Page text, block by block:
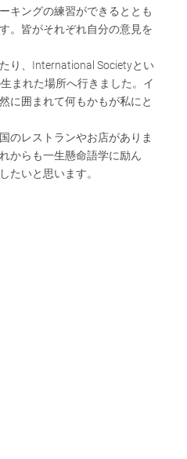
キングの練習ができるととも
。皆がそれぞれ自分の意見を
り、International Societyとい
まれた場所へ行きました。イ
に囲まれて何もかもが私にと
のレストランやお店がありま
からも一生懸命語学に励ん
たいと思います。